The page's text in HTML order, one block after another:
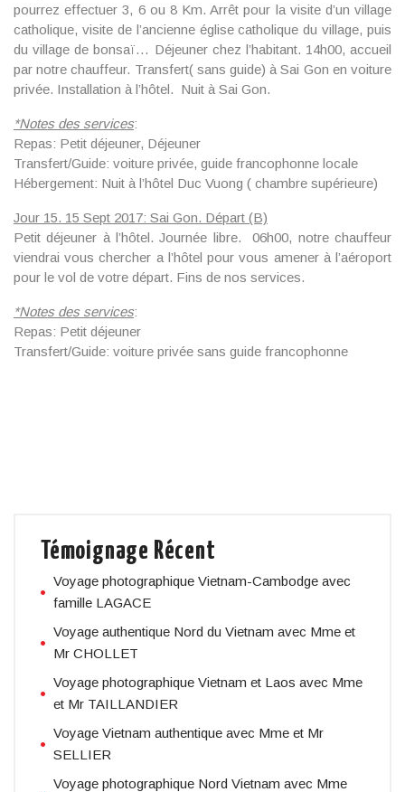
pourrez effectuer 3, 6 ou 8 Km. Arrêt pour la visite d’un village
catholique, visite de l’ancienne église catholique du village, puis
du village de bonsaï… Déjeuner chez l’habitant. 14h00, accueil
par notre chauffeur. Transfert( sans guide) à Sai Gon en voiture
privée. Installation à l’hôtel. Nuit à Sai Gon.
*Notes des services:
Repas: Petit déjeuner, Déjeuner
Transfert/Guide: voiture privée, guide francophonne locale
Hébergement: Nuit à l’hôtel Duc Vuong ( chambre supérieure)
Jour 15. 15 Sept 2017: Sai Gon. Départ (B)
Petit déjeuner à l’hôtel. Journée libre. 06h00, notre chauffeur
viendrai vous chercher a l’hôtel pour vous amener à l’aéroport
pour le vol de votre départ. Fins de nos services.
*Notes des services:
Repas: Petit déjeuner
Transfert/Guide: voiture privée sans guide francophonne
Témoignage Récent
Voyage photographique Vietnam-Cambodge avec
famille LAGACE
Voyage authentique Nord du Vietnam avec Mme et
Mr CHOLLET
Voyage photographique Vietnam et Laos avec Mme
et Mr TAILLANDIER
Voyage Vietnam authentique avec Mme et Mr
SELLIER
Voyage photographique Nord Vietnam avec Mme